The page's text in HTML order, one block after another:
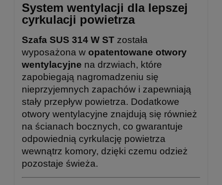
System wentylacji dla lepszej
cyrkulacji powietrza
Szafa SUS 314 W ST została
wyposażona w opatentowane otwory
wentylacyjne na drzwiach, które
zapobiegają nagromadzeniu się
nieprzyjemnych zapachów i zapewniają
stały przepływ powietrza. Dodatkowe
otwory wentylacyjne znajdują się również
na ścianach bocznych, co gwarantuje
odpowiednią cyrkulację powietrza
wewnątrz komory, dzięki czemu odzież
pozostaje świeża.